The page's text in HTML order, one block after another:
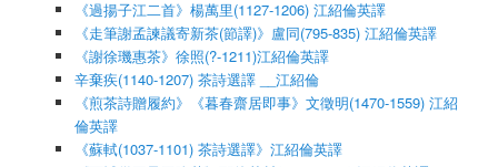
《過揚子江二首》楊萬里(1127-1206) 江紹倫英譯
《走筆謝孟諫議寄新茶(節譯)》盧同(795-835) 江紹倫英譯
《謝徐璣惠茶》徐照(?-1211)江紹倫英譯
辛棄疾(1140-1207) 茶詩選譯 __江紹倫
《煎茶詩贈履約》《暮春齋居即事》文徵明(1470-1559) 江紹
倫英譯
《蘇軾(1037-1101) 茶詩選譯》江紹倫英譯